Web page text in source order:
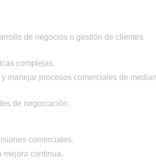
de negocios o gestión de clientes
complejas.
manejar procesos comerciales de
de negociación.
comerciales.
mejora continua.